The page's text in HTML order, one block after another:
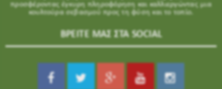
προσφέροντας έγκυρη πληροφόρηση και καλλιεργώντας μια
κουλτούρα σεβασμού προς τη φύση και το τοπίο.
ΒΡΕΙΤΕ ΜΑΣ ΣΤΑ SOCIAL